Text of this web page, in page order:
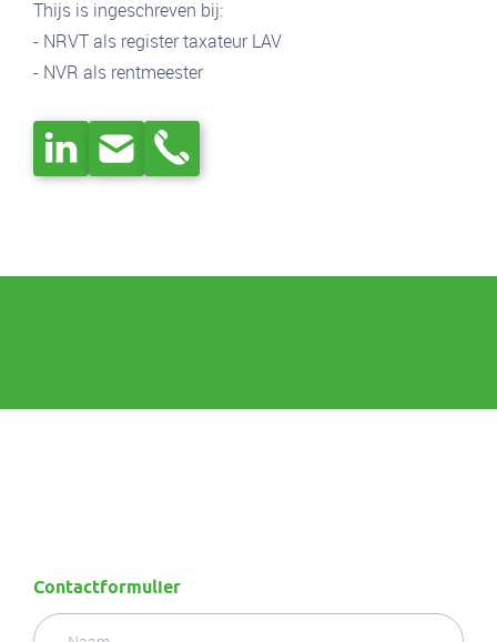
Thijs is ingeschreven bij:
- NRVT als register taxateur LAV
- NVR als rentmeester
Contactformulier